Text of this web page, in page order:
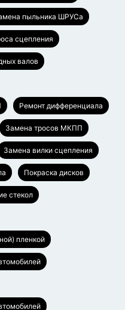
пыльника ШРУСа
сцепления
валов
Ремонт дифференциала
Замена тросов МКПП
Замена вилки сцепления
Покраска дисков
стекол
пленкой